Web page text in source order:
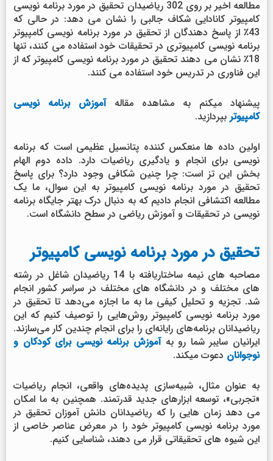
مطالعه اخیر بر روی 302 ریاضیدان تحقیق در مورد برنامه نویسی
کامپیوتر کانادایی شکاف جالبی را نشان می دهد: در حالی که
43٪ از پاسخ دهندگان از تحقیق در مورد برنامه نویسی کامپیوتر
برنامه نویسی کامپیوتری در تحقیقات خود استفاده می کنند، تنها
18٪ نشان می دهند تحقیق در مورد برنامه نویسی کامپیوتر که از
این فناوری در تدریس خود استفاده می کنند.
پیشنهاد میکنم به مشاهده مقالهآموزش برنامه نویسی
کامپیوتر بپردازید.
اولین داده ها منعکس کننده پتانسیل عظیمی است که برنامه
نویسی برای انجام و یادگیری ریاضیات دارد. داده دوم الهام
بخش این تز است: چرا چنین شکافی وجود دارد؟ برای پاسخ
تحقیق در مورد برنامه نویسی کامپیوتر به این سوال، ما یک
مطالعه اکتشافی انجام دادیم که به دنبال درک بهتر جایگاه برنامه
نویسی در تحقیقات و آموزش ریاضی در سطح دانشگاه است.
تحقیق در مورد برنامه نویسی کامپیوتر
مصاحبه های نیمه ساختاریافته با 14 ریاضیدان شاغل در رشته
های مختلف و در دانشگاه های مختلف در سراسر کشور انجام
شد. تجزیه و تحلیل کیفی ما به ما اجازه می‌دهد تا تحقیق در
مورد برنامه نویسی کامپیوتر روش‌هایی را توصیف کنیم که این
ریاضیدانان برنامه‌های رایانه‌ای را برای انجام چندین کار می‌سازند.
ایرانیان سایبر شما رو بهآموزش برنامه نویسی برای کودکان و
نوجوانان دعوت میکند.
به عنوان مثال، شبیه‌سازی پدیده‌های واقعی، انجام ریاضیات
«تجربی»، توسعه ابزارهای جدید قدرتمند. همچنین به ما امکان
می دهد زمان هایی را که ریاضیدانان دانش آموزان تحقیق در
مورد برنامه نویسی کامپیوتر خود را در معرض عناصر خاصی از
این شیوه های تحقیقاتی قرار می دهند، شناسایی کنیم.